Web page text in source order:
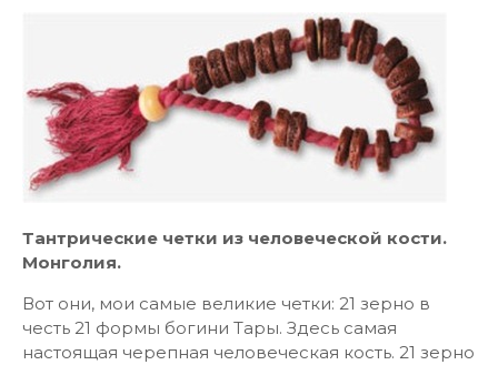
Тантрические четки из человеческой кости.
Монголия.
Вот они, мои самые великие четки: 21 зерно в
честь 21 формы богини Тары. Здесь самая
настоящая черепная человеческая кость. 21 зерно